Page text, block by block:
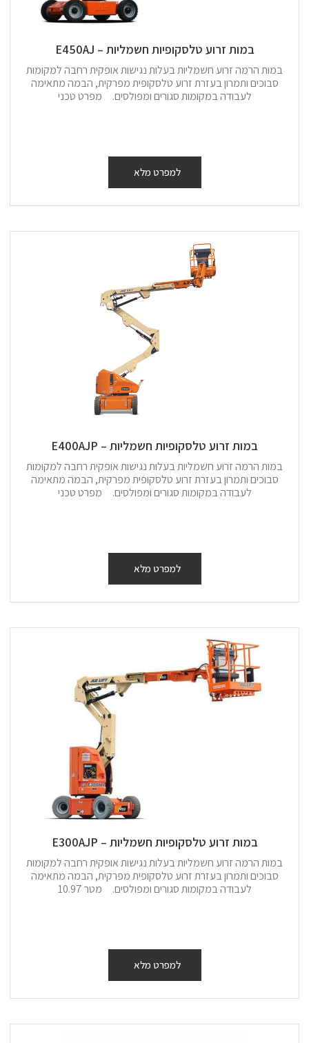
במות זרוע טלסקופיות חשמליות – E450AJ
במות הרמה זרוע חשמליות בעלות נגישות אופקית רחבה למקומות
סבוכים ותמרון בעזרת זרוע טלסקופית מפרקית, הבמה מתאימה
לעבודה במקומות סגורים ומפולסים. מפרט טכני
למפרט מלא
במות זרוע טלסקופיות חשמליות – E400AJP
במות הרמה זרוע חשמליות בעלות נגישות אופקית רחבה למקומות
סבוכים ותמרון בעזרת זרוע טלסקופית מפרקית, הבמה מתאימה
לעבודה במקומות סגורים ומפולסים. מפרט טכני
למפרט מלא
במות זרוע טלסקופיות חשמליות – E300AJP
במות הרמה זרוע חשמליות בעלות נגישות אופקית רחבה למקומות
סבוכים ותמרון בעזרת זרוע טלסקופית מפרקית, הבמה מתאימה
לעבודה במקומות סגורים ומפולסים. מטר 10.97
למפרט מלא